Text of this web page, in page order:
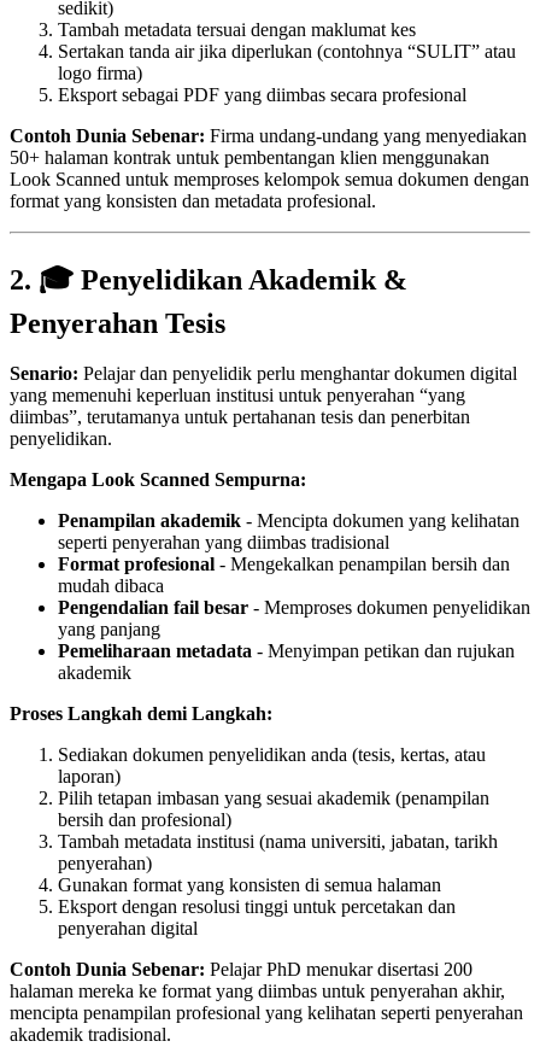
sedikit)
Tambah metadata tersuai dengan maklumat kes
Sertakan tanda air jika diperlukan (contohnya “SULIT” atau
logo firma)
Eksport sebagai PDF yang diimbas secara profesional
Contoh Dunia Sebenar: Firma undang-undang yang menyediakan
50+ halaman kontrak untuk pembentangan klien menggunakan
Look Scanned untuk memproses kelompok semua dokumen dengan
format yang konsisten dan metadata profesional.
2. 🎓 Penyelidikan Akademik &
Penyerahan Tesis
Senario: Pelajar dan penyelidik perlu menghantar dokumen digital
yang memenuhi keperluan institusi untuk penyerahan “yang
diimbas”, terutamanya untuk pertahanan tesis dan penerbitan
penyelidikan.
Mengapa Look Scanned Sempurna:
Penampilan akademik - Mencipta dokumen yang kelihatan
seperti penyerahan yang diimbas tradisional
Format profesional - Mengekalkan penampilan bersih dan
mudah dibaca
Pengendalian fail besar - Memproses dokumen penyelidikan
yang panjang
Pemeliharaan metadata - Menyimpan petikan dan rujukan
akademik
Proses Langkah demi Langkah:
Sediakan dokumen penyelidikan anda (tesis, kertas, atau
laporan)
Pilih tetapan imbasan yang sesuai akademik (penampilan
bersih dan profesional)
Tambah metadata institusi (nama universiti, jabatan, tarikh
penyerahan)
Gunakan format yang konsisten di semua halaman
Eksport dengan resolusi tinggi untuk percetakan dan
penyerahan digital
Contoh Dunia Sebenar: Pelajar PhD menukar disertasi 200
halaman mereka ke format yang diimbas untuk penyerahan akhir,
mencipta penampilan profesional yang kelihatan seperti penyerahan
akademik tradisional.